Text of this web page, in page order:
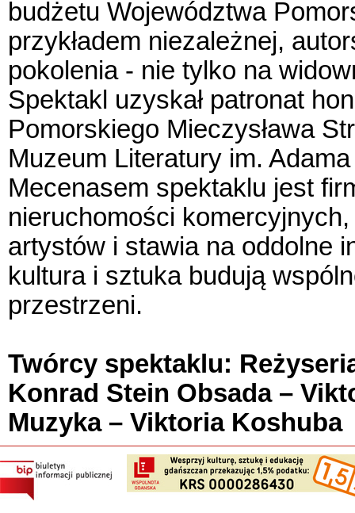
budżetu Województwa
przykładem niezależnej,
pokolenia - nie tylko na
Spektakl uzyskał patronat
Pomorskiego Mieczysława
Muzeum Literatury im.
Mecenasem spektaklu jest
nieruchomości
artystów i stawia na oddolne
kultura i sztuka budują
przestrzeni.
Twórcy spektaklu:
Konrad Stein Obsada –
Muzyka – Viktoria Koshuba